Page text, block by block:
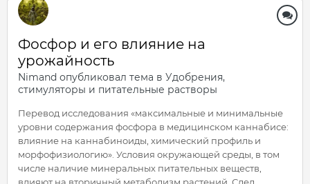
Фосфор и его влияние на
урожайность
Nimand опубликовал тема в Удобрения,
стимуляторы и питательные растворы
Перевод исследования «максимальные и минимальные
уровни содержания фосфора в медицинском каннабисе:
влияние на каннабиноиды, химический профиль и
морфофизиологию». Условия окружающей среды, в том
числе наличие минеральных питательных веществ,